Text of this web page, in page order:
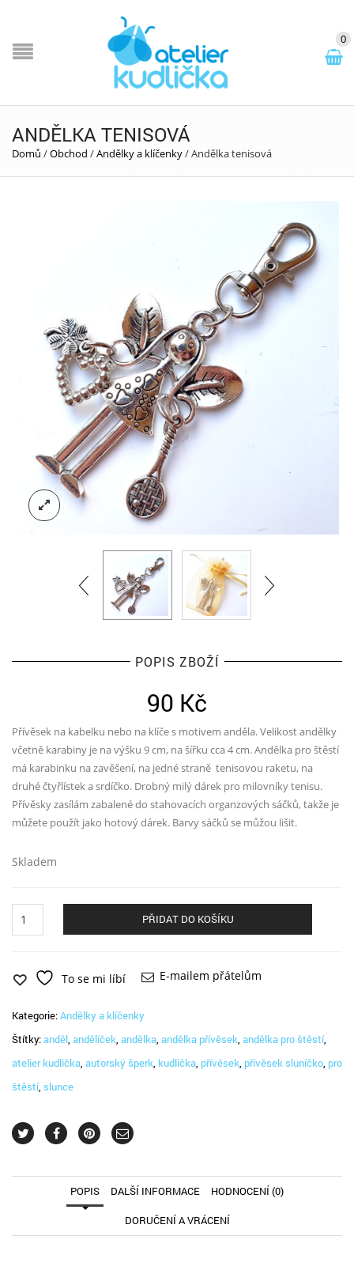
0
ANDĚLKA TENISOVÁ
Domů /Obchod /Andělky a klíčenky/Andělka tenisová
POPIS ZBOŽÍ
90 Kč
Přívěsek na kabelku nebo na klíče s motivem anděla. Velikost andělky
včetně karabiny je na výšku 9 cm, na šířku cca 4 cm. Andělka pro štěstí
má karabinku na zavěšení, na jedné straně tenisovou raketu, na
druhé čtyřlístek a srdíčko. Drobný milý dárek pro milovníky tenisu.
Přívěsky zasílám zabalené do stahovacích organzových sáčků, takže je
můžete použít jako hotový dárek. Barvy sáčků se můžou lišit.
Skladem
tenisová
PŘIDAT DO KOŠÍKU
To se mi líbí E-mailem přátelům
Kategorie:Andělky a klíčenky
Štítky:anděl, andělíček, andělka, andělka přívěsek, andělka pro štěstí,
atelier kudlička, autorský šperk, kudlička, přívěsek, přívěsek sluníčko, pro
štěstí, slunce
POPIS DALŠÍ INFORMACE HODNOCENÍ (0)
DORUČENÍ A VRÁCENÍ